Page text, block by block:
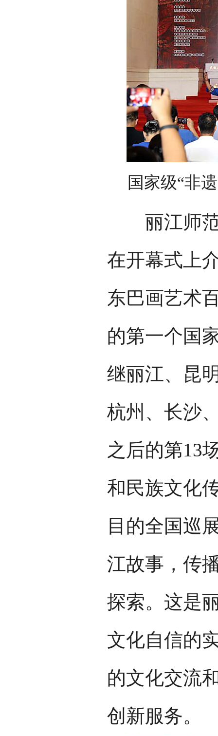
国家级“非
丽江师范
在开幕式上
东巴画艺术
的第一个国
继丽江、昆
杭州、长沙
之后的第13
和民族文化
目的全国巡
江故事，传
探索。这是
文化自信的
的文化交流
创新服务。